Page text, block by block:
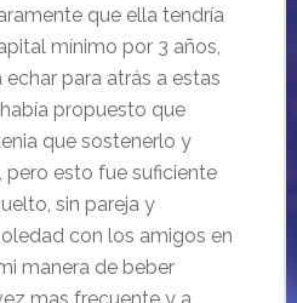
que ella tendría
mínimo por 3 años,
para atrás a estas
propuesto que
que sostenerlo y
esto fue suficiente
sin pareja y
con los amigos en
manera de beber